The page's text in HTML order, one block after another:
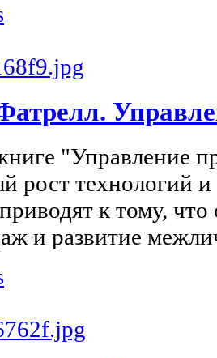
"Управление
рост технологий
к тому,
и развитие